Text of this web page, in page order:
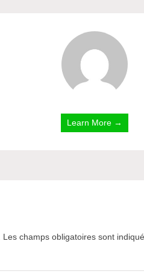
Learn More →
Les champs obligatoires sont